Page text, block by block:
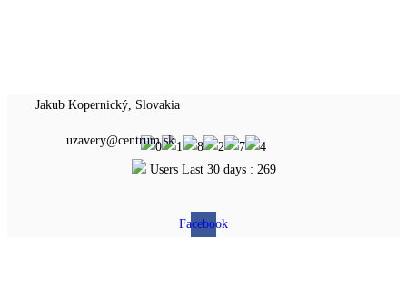
Jakub Kopernický, Slovakia
uzavery@centrum.sk
Users Last 30 days : 269
Facebook